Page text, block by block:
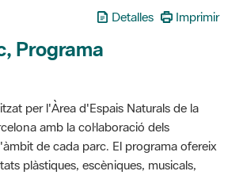
Detalles Imprimir
Programa
per l'Àrea d'Espais Naturals de la
amb la col·laboració dels
de cada parc. El programa ofereix
plàstiques, escèniques, musicals,